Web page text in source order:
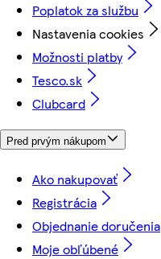
Poplatok za službu
Nastavenia cookies
Možnosti platby
Tesco.sk
Clubcard
Pred prvým nákupom
Ako nakupovať
Registrácia
Objednanie doručenia
Moje obľúbené